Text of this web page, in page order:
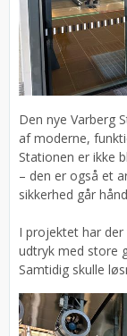
Den nye Varberg
af moderne,
Stationen er ikke
– den er også et
sikkerhed går
I projektet har
udtryk med store
Samtidig skulle